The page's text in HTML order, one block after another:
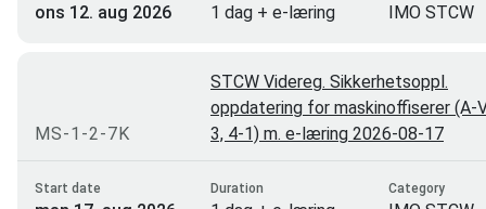
Brønnøysund
12
9
Steinsholt
8
ons 12. aug 2026 1 dag + e-læring IMO STCW
MS-1-2-7K
Start date
STCW Videreg. Sikkerhetsoppl.
oppdatering for maskinoffiserer (A-
3, 4-1) m. e-læring 2026-08-17
Duration Category